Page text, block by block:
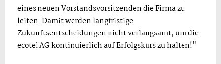
eines neuen Vorstandsvorsitzenden die Firma zu
leiten. Damit werden langfristige
Zukunftsentscheidungen nicht verlangsamt, um die
ecotel AG kontinuierlich auf Erfolgskurs zu halten!"